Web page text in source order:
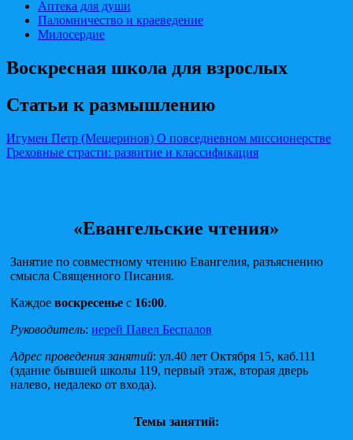
Аптека для души
Паломничество и краеведение
Милосердие
Воскресная школа для взрослых
Статьи к размышлению
Игумен Петр (Мещеринов) О повседневном миссионерстве
Греховные страсти: развитие и классификация
«Евангельские чтения»
Занятие по совместному чтению Евангелия, разъяснению
смысла Священного Писания.
Каждое воскресенье с 16:00.
Руководитель: иерей Павел Беспалов
Адрес проведения занятий: ул.40 лет Октября 15, каб.111
(здание бывшей школы 119, первый этаж, вторая дверь
налево, недалеко от входа).
Темы занятий: